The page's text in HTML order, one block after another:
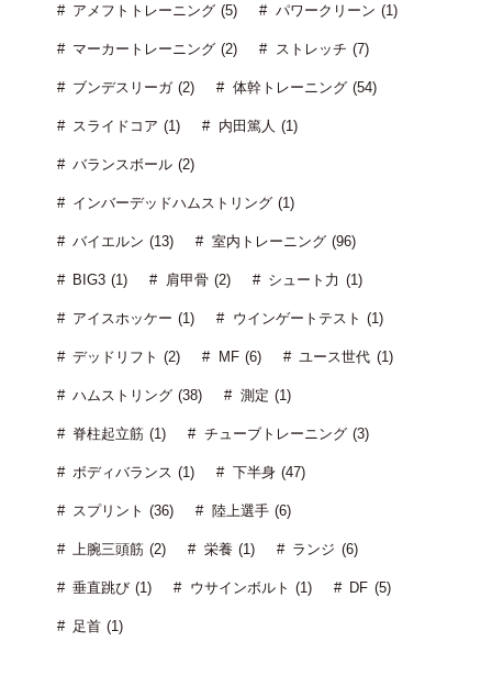
アメフトトレーニング (5) パワークリーン (1)
マーカートレーニング (2) ストレッチ (7)
ブンデスリーガ (2) 体幹トレーニング (54)
スライドコア (1) 内田篤人 (1)
バランスボール (2)
インバーデッドハムストリング (1)
バイエルン (13) 室内トレーニング (96)
BIG3 (1) 肩甲骨 (2) シュート力 (1)
アイスホッケー (1) ウインゲートテスト (1)
デッドリフト (2) MF (6) ユース世代 (1)
ハムストリング (38) 測定 (1)
脊柱起立筋 (1) チューブトレーニング (3)
ボディバランス (1) 下半身 (47)
スプリント (36) 陸上選手 (6)
上腕三頭筋 (2) 栄養 (1) ランジ (6)
垂直跳び (1) ウサインボルト (1) DF (5)
足首 (1)